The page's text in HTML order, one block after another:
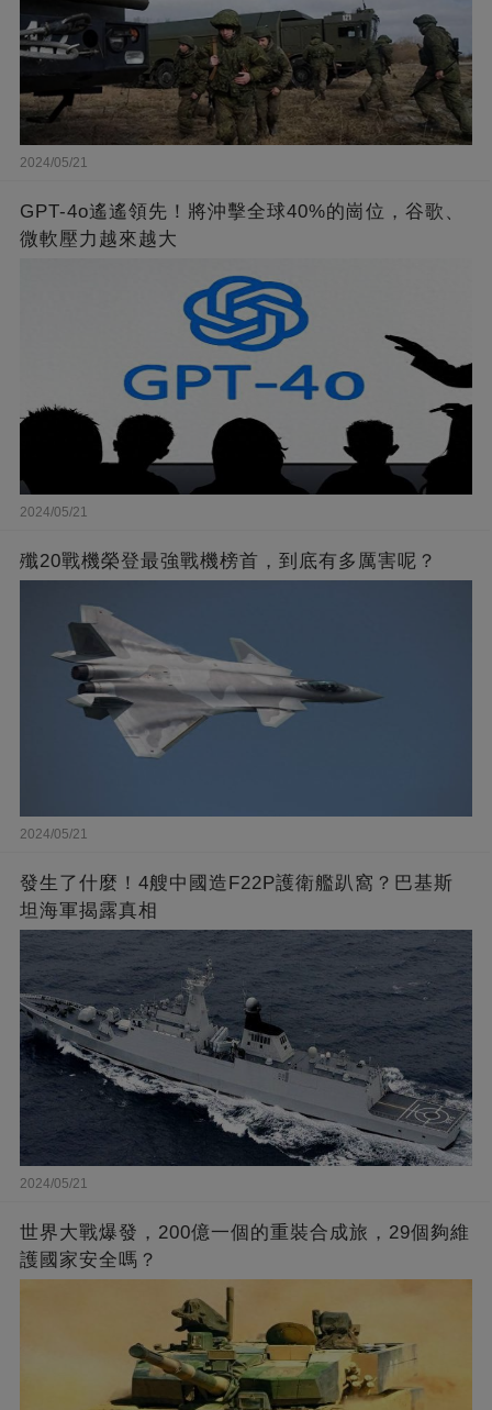
2024/05/21
GPT-4o遙遙領先！將沖擊全球40%的崗位，谷歌、
微軟壓力越來越大
2024/05/21
殲20戰機榮登最強戰機榜首，到底有多厲害呢？
2024/05/21
發生了什麼！4艘中國造F22P護衛艦趴窩？巴基斯
坦海軍揭露真相
2024/05/21
世界大戰爆發，200億一個的重裝合成旅，29個夠維
護國家安全嗎？